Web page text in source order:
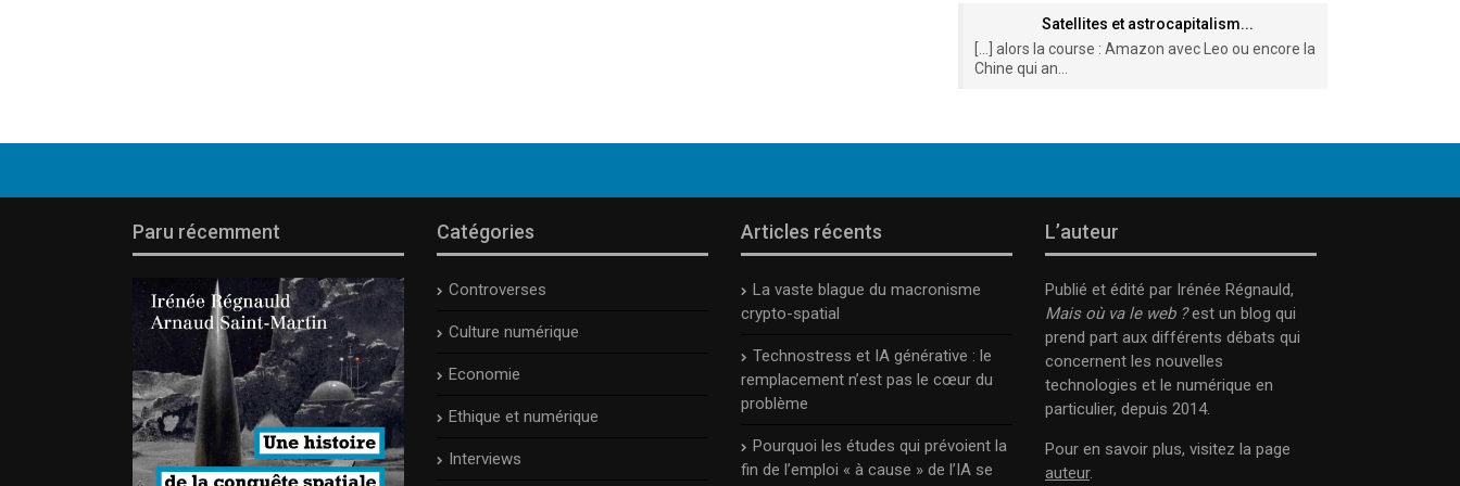
Satellites et astrocapitalism...
[…] alors la course : Amazon avec Leo ou encore la
Chine qui an...
Paru récemment Catégories
Controverses
Culture numérique
Economie
Ethique et numérique
Interviews
Articles récents
La vaste blague du macronisme
crypto-spatial
Technostress et IA générative : le
remplacement n’est pas le cœur du
problème
Pourquoi les études qui prévoient la
fin de l’emploi « à cause » de l’IA se
L’auteur
Publié et édité par Irénée Régnauld,
Mais où va le web ?est un blog qui
prend part aux différents débats qui
concernent les nouvelles
technologies et le numérique en
particulier, depuis 2014.
Pour en savoir plus, visitez la page
auteur.